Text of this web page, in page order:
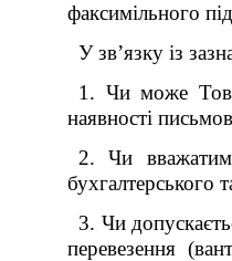
факсимільного
У зв’язку із
1. Чи може
наявності
2. Чи
бухгалтерського
3. Чи
перевезення